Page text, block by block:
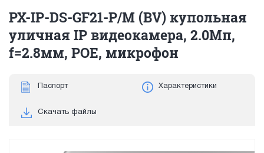
PX-IP-DS-GF21-P/M (BV) купольная
уличная IP видеокамера, 2.0Мп,
f=2.8мм, POE, микрофон
Паспорт Характеристики
Скачать файлы